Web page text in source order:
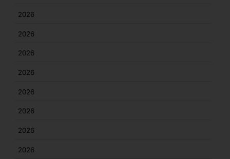
2026
2026
2026
2026
2026
2026
2026
2026